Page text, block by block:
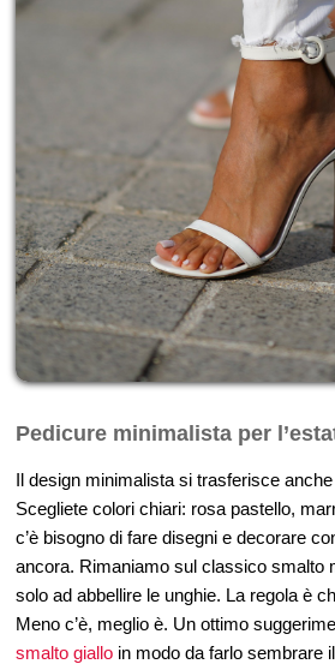
Pedicure minimalista per
Il design minimalista si trasferisce
Scegliete colori chiari: rosa pastello,
c’è bisogno di fare disegni e decorare
ancora. Rimaniamo sul classico smalto
solo ad abbellire le unghie. La regola è
Meno c’è, meglio è. Un ottimo
smalto giallo in modo da farlo sembrare